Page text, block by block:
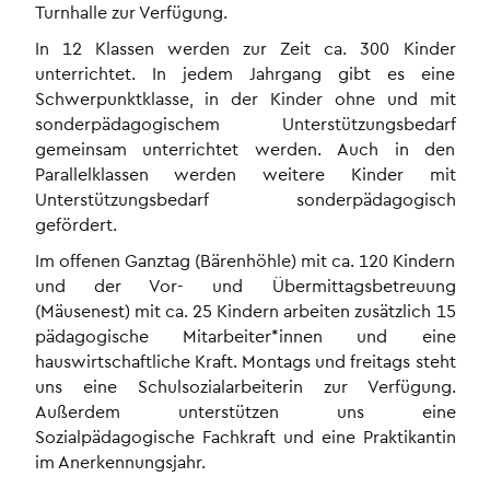
Turnhalle zur Verfügung.
In 12 Klassen werden zur Zeit ca. 300 Kinder
unterrichtet. In jedem Jahrgang gibt es eine
Schwerpunktklasse, in der Kinder ohne und mit
sonderpädagogischem Unterstützungsbedarf
gemeinsam unterrichtet werden. Auch in den
Parallelklassen werden weitere Kinder mit
Unterstützungsbedarf sonderpädagogisch
gefördert.
Im offenen Ganztag (Bärenhöhle) mit ca. 120 Kindern
und der Vor- und Übermittagsbetreuung
(Mäusenest) mit ca. 25 Kindern arbeiten zusätzlich 15
pädagogische Mitarbeiter*innen und eine
hauswirtschaftliche Kraft. Montags und freitags steht
uns eine Schulsozialarbeiterin zur Verfügung.
Außerdem unterstützen uns eine
Sozialpädagogische Fachkraft und eine Praktikantin
im Anerkennungsjahr.